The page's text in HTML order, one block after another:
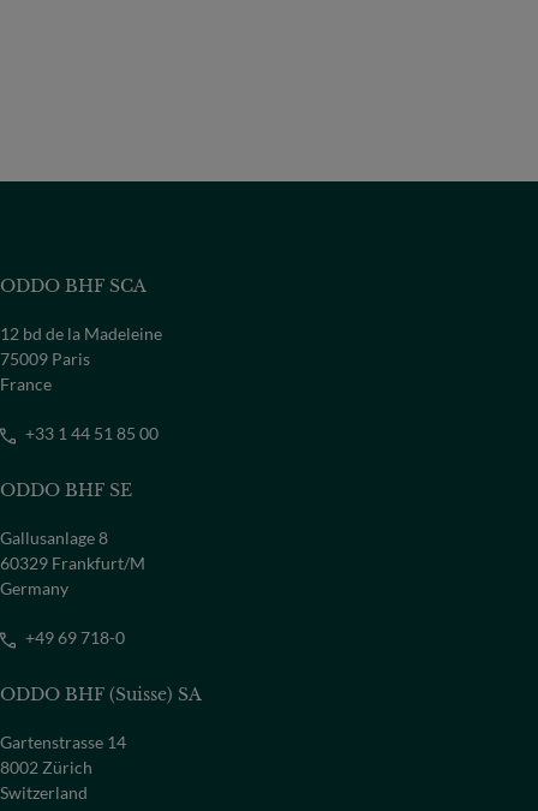
ODDO BHF SCA
12 bd de la Madeleine
75009 Paris
France
+33 1 44 51 85 00
ODDO BHF SE
Gallusanlage 8
60329 Frankfurt/M
Germany
+49 69 718-0
ODDO BHF (Suisse) SA
Gartenstrasse 14
8002 Zürich
Switzerland